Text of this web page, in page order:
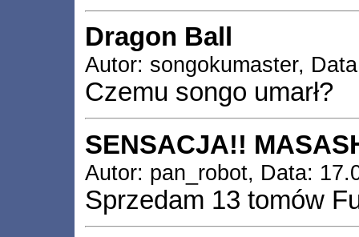
Dragon Ball
Autor: songokumaster,
Czemu songo umarł?
SENSACJA!!
Autor: pan_robot, Data:
Sprzedam 13 tomów